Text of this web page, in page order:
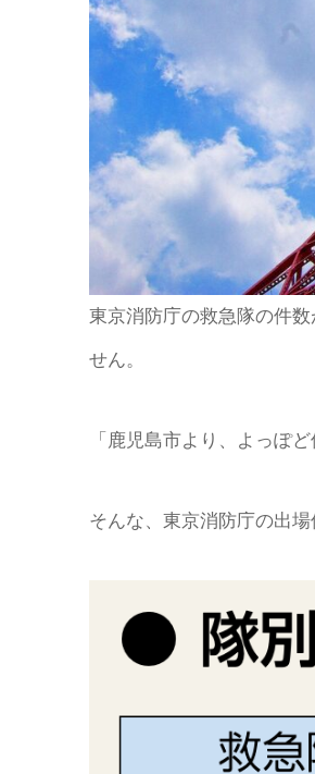
東京消防庁の救急隊の件
せん。
「鹿児島市より、よっぽ
そんな、東京消防庁の出